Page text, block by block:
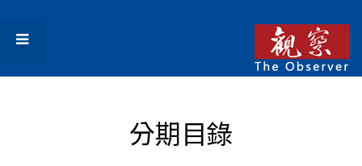
分期目錄